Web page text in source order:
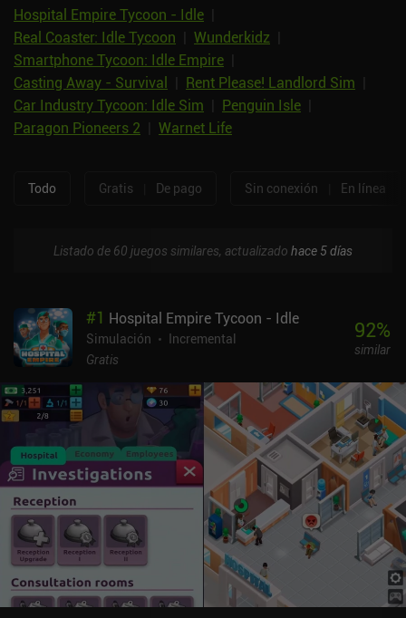
Hospital Empire Tycoon - Idle
Real Coaster: Idle Tycoon
Wunderkidz
Smartphone Tycoon: Idle Empire
Casting Away - Survival
Rent Please! Landlord Sim
Car Industry Tycoon: Idle Sim
Penguin Isle
Paragon Pioneers 2
Warnet Life
Todo Gratis De pago Sin conexión En línea
Listado de 60 juegos similares, actualizado hace 5 días
#1 Hospital Empire Tycoon - Idle
Simulación
Incremental
Gratis
92%
similar